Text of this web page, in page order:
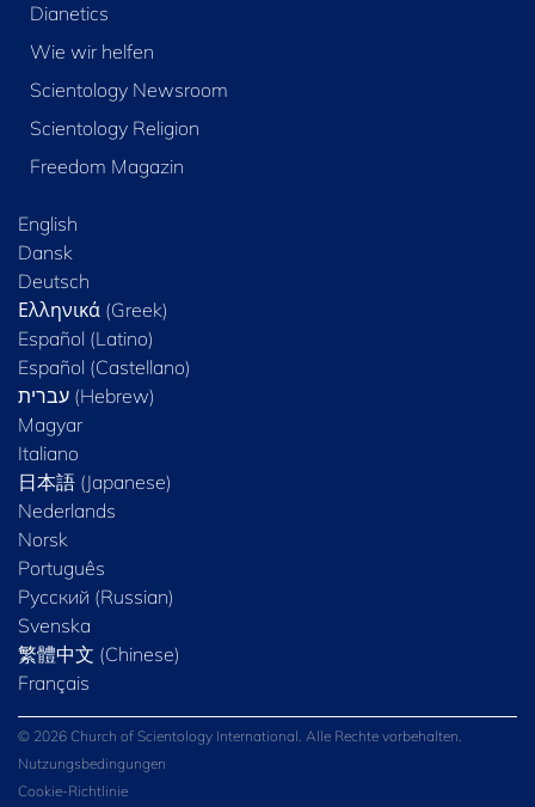
Dianetics
Wie wir helfen
Scientology Newsroom
Scientology Religion
Freedom Magazin
English
Dansk
Deutsch
Ελληνικά (Greek)
Español (Latino)
Español (Castellano)
Magyar
Italiano
日本語 (Japanese)
Nederlands
Norsk
Português
Русский (Russian)
Svenska
繁體中文 (Chinese)
Français
© 2026 Church of Scientology International. Alle Rechte vorbehalten.
Nutzungsbedingungen
Cookie-Richtlinie